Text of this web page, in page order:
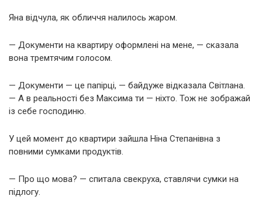
Яна відчула, як обличчя налилось жаром.
— Документи на квартиру оформлені на мене, — сказала
вона тремтячим голосом.
— Документи — це папірці, — байдуже відказала Світлана.
— А в реальності без Максима ти — ніхто. Тож не зображай
із себе господиню.
У цей момент до квартири зайшла Ніна Степанівна з
повними сумками продуктів.
— Про що мова? — спитала свекруха, ставлячи сумки на
підлогу.